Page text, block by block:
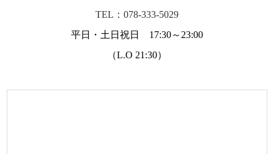
TEL：078-333-5029
平日・土日祝日 17:30～23:00
（L.O 21:30）